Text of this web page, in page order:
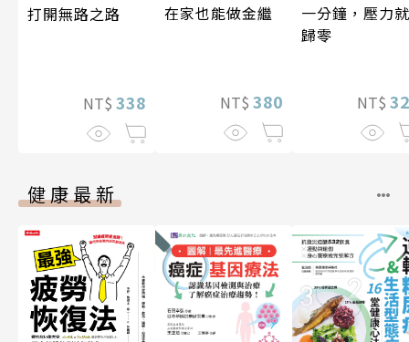
打開無路之路
NT$ 338
在家也能做金繼
NT$ 380
一分鐘，壓力就
歸零
NT$
健康最新